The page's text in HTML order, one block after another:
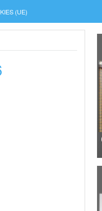
(UE)